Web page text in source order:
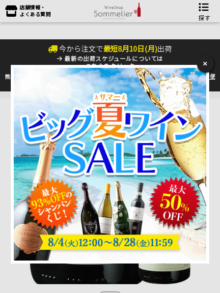
店舗情報・
よくある質問
探す
今から注文で最短8月10日(月)出荷
最新の出荷スケジュールについては
こちらをクリック
熊本地震の影響により九州への配送に遅れが生じております。最新情報は佐川急便
のHP
をご確認下さい。
×